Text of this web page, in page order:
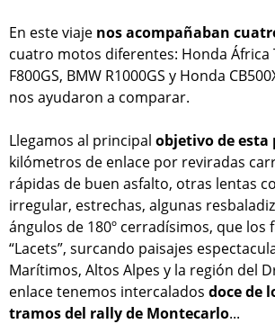
En este viaje nos acompañaban
cuatro motos diferentes: Honda África
F800GS, BMW R1000GS y Honda
nos ayudaron a comparar.
Llegamos al principal objetivo de esta
kilómetros de enlace por reviradas
rápidas de buen asfalto, otras lentas
irregular, estrechas, algunas
ángulos de 180º cerradísimos, que los
“Lacets”, surcando paisajes
Marítimos, Altos Alpes y la región del
enlace tenemos intercalados doce de
tramos del rally de Montecarlo...